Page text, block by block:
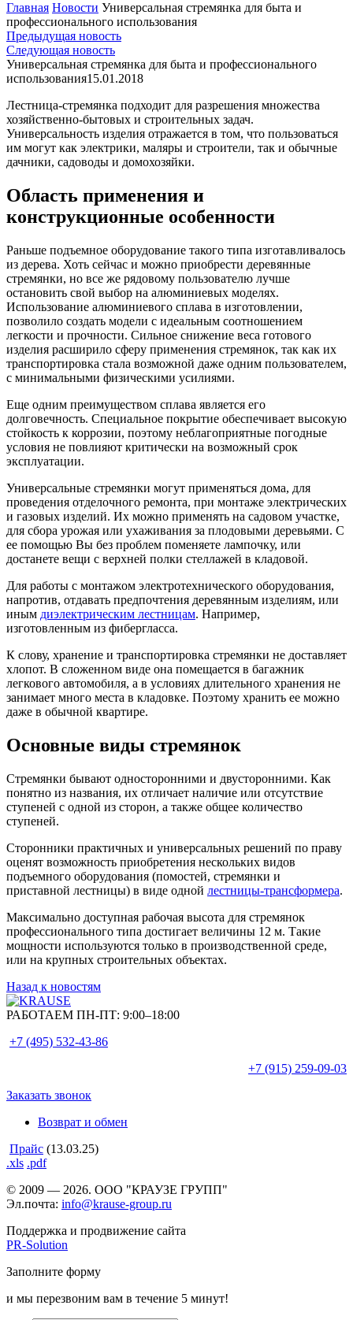
Главная Новости Универсальная стремянка для быта и
профессионального использования
Предыдущая новость
Следующая новость
Универсальная стремянка для быта и профессионального
использования15.01.2018
Лестница-стремянка подходит для разрешения множества
хозяйственно-бытовых и строительных задач.
Универсальность изделия отражается в том, что пользоваться
им могут как электрики, маляры и строители, так и обычные
дачники, садоводы и домохозяйки.
Область применения и
конструкционные особенности
Раньше подъемное оборудование такого типа изготавливалось
из дерева. Хоть сейчас и можно приобрести деревянные
стремянки, но все же рядовому пользователю лучше
остановить свой выбор на алюминиевых моделях.
Использование алюминиевого сплава в изготовлении,
позволило создать модели с идеальным соотношением
легкости и прочности. Сильное снижение веса готового
изделия расширило сферу применения стремянок, так как их
транспортировка стала возможной даже одним пользователем,
с минимальными физическими усилиями.
Еще одним преимуществом сплава является его
долговечность. Специальное покрытие обеспечивает высокую
стойкость к коррозии, поэтому неблагоприятные погодные
условия не повлияют критически на возможный срок
эксплуатации.
Универсальные стремянки могут применяться дома, для
проведения отделочного ремонта, при монтаже электрических
и газовых изделий. Их можно применять на садовом участке,
для сбора урожая или ухаживания за плодовыми деревьями. С
ее помощью Вы без проблем поменяете лампочку, или
достанете вещи с верхней полки стеллажей в кладовой.
Для работы с монтажом электротехнического оборудования,
напротив, отдавать предпочтения деревянным изделиям, или
иным диэлектрическим лестницам. Например,
изготовленным из фибергласса.
К слову, хранение и транспортировка стремянки не доставляет
хлопот. В сложенном виде она помещается в багажник
легкового автомобиля, а в условиях длительного хранения не
занимает много места в кладовке. Поэтому хранить ее можно
даже в обычной квартире.
Основные виды стремянок
Стремянки бывают односторонними и двусторонними. Как
понятно из названия, их отличает наличие или отсутствие
ступеней с одной из сторон, а также общее количество
ступеней.
Сторонники практичных и универсальных решений по праву
оценят возможность приобретения нескольких видов
подъемного оборудования (помостей, стремянки и
приставной лестницы) в виде одной лестницы-трансформера.
Максимально доступная рабочая высота для стремянок
профессионального типа достигает величины 12 м. Такие
мощности используются только в производственной среде,
или на крупных строительных объектах.
Назад к новостям
РАБОТАЕМ ПН-ПТ: 9:00–18:00
+7 (495) 532-43-86
+7 (915) 259-09-03
Заказать звонок
Возврат и обмен
Прайс (13.03.25)
.xls .pdf
© 2009 — 2026. ООО "КРАУЗЕ ГРУПП"
Эл.почта: info@krause-group.ru
Поддержка и продвижение сайта
PR-Solution
Заполните форму
и мы перезвоним вам в течение 5 минут!